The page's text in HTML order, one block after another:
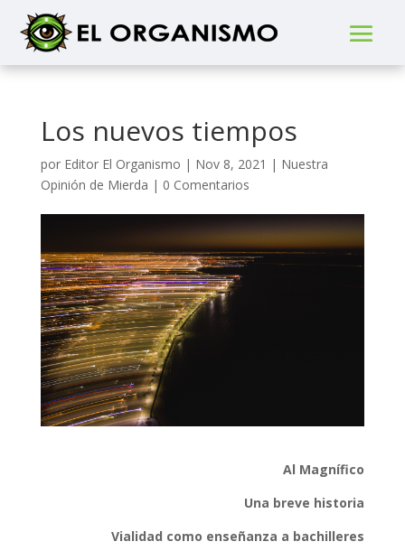
Los nuevos tiempos
por Editor El Organismo | Nov 8, 2021 | Nuestra
Opinión de Mierda | 0 Comentarios
Al Magnífico
Una breve historia
Vialidad como enseñanza a bachilleres